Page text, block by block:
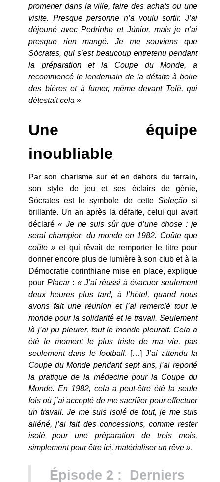
promener dans la ville, faire des achats ou une
visite. Presque personne n’a voulu sortir. J’ai
déjeuné avec Pedrinho et Júnior, mais je n’ai
presque rien mangé. Je me souviens que
Sócrates, qui s’est beaucoup entretenu pendant
la préparation et la Coupe du Monde, a
recommencé le lendemain de la défaite à boire
des bières et à fumer, même devant Telê, qui
détestait cela ».
Une équipe
inoubliable
Par son charisme sur et en dehors du terrain,
son style de jeu et ses éclairs de génie,
Sócrates est le symbole de cette Seleçãosi
brillante. Un an après la défaite, celui qui avait
déclaré « Je ne suis sûr que d’une chose : je
serai champion du monde en 1982. Coûte que
coûte » et qui rêvait de remporter le titre pour
donner encore plus de lumière à son club et à la
Démocratie corinthiane mise en place, explique
pour Placar: « J’ai réussi à évacuer seulement
deux heures plus tard, à l’hôtel, quand nous
avons fait une réunion et j’ai remercié tout le
monde pour la solidarité et le travail. Seulement
là j’ai pu pleurer, tout le monde pleurait. Cela a
été le moment le plus triste de ma vie, pas
seulement dans le football. […] J’ai attendu la
Coupe du Monde pendant sept ans, j’ai reporté
la pratique de la médecine pour la Coupe du
Monde. En 1982, cela a peut-être été la seule
fois où j’ai accepté de me sacrifier pour effectuer
un travail. Je me suis isolé de tout, je me suis
aliéné, j’ai fait des concessions, comme rester
isolé pour une préparation de trois mois,
simplement pour être ici, matérialiser un rêve ».
Épisode 2 : Derniers